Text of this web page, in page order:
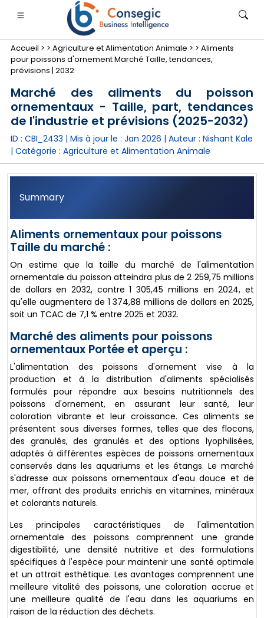
services financiers et assurance
• Biens de consommation
• Énergie et électricité
•
• étude de cas
Accueil > > Agriculture et Alimentation Animale > > Aliments
pour poissons d'ornement Marché Taille, tendances,
prévisions | 2032
Marché des aliments du poisson
ornementaux - Taille, part, tendances
de l'industrie et prévisions (2025-2032)
ID : CBI_2433 | Mis à jour le : Jan 2026 | Auteur : Nishant Kale
| Catégorie : Agriculture et Alimentation Animale
Summary
Aliments ornementaux pour poissons
Taille du marché :
On estime que la taille du marché de l'alimentation
ornementale du poisson atteindra plus de 2 259,75 millions
de dollars en 2032, contre 1 305,45 millions en 2024, et
qu'elle augmentera de 1 374,88 millions de dollars en 2025,
soit un TCAC de 7,1 % entre 2025 et 2032.
Marché des aliments pour poissons
ornementaux Portée et aperçu :
L'alimentation des poissons d'ornement vise à la
production et à la distribution d'aliments spécialisés
formulés pour répondre aux besoins nutritionnels des
poissons d'ornement, en assurant leur santé, leur
coloration vibrante et leur croissance. Ces aliments se
présentent sous diverses formes, telles que des flocons,
des granulés, des granulés et des options lyophilisées,
adaptés à différentes espèces de poissons ornementaux
conservés dans les aquariums et les étangs. Le marché
s'adresse aux poissons ornementaux d'eau douce et de
mer, offrant des produits enrichis en vitamines, minéraux
et colorants naturels.
Les principales caractéristiques de l'alimentation
ornementale des poissons comprennent une grande
digestibilité, une densité nutritive et des formulations
spécifiques à l'espèce pour maintenir une santé optimale
et un attrait esthétique. Les avantages comprennent une
meilleure vitalité des poissons, une coloration accrue et
une meilleure qualité de l'eau dans les aquariums en
raison de la réduction des déchets.